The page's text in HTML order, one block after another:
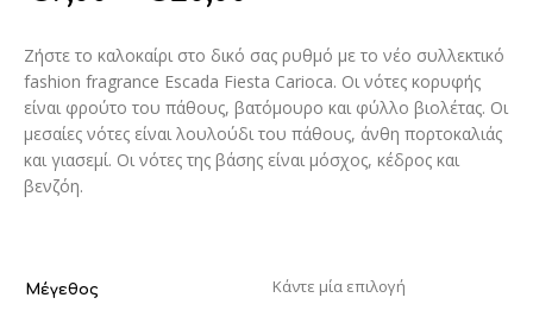
Ζήστε το καλοκαίρι στο δικό σας ρυθμό με το νέο συλλεκτικό
fashion fragrance Escada Fiesta Carioca. Οι νότες κορυφής
είναι φρούτο του πάθους, βατόμουρο και φύλλο βιολέτας. Οι
μεσαίες νότες είναι λουλούδι του πάθους, άνθη πορτοκαλιάς
και γιασεμί. Οι νότες της βάσης είναι μόσχος, κέδρος και
βενζόη.
Μέγεθος